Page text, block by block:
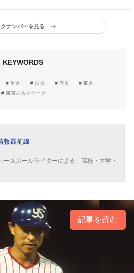
ネジメント力
ナンバーを見る
KEYWORDS
早大 法大 立大
東大
東京六大学リーグ
報最前線
ースボールライターによる、高校・大学・
記事を読む